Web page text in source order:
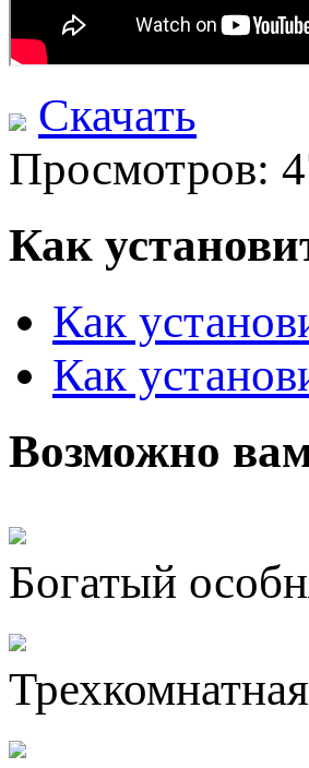
Скачать
Просмотров:
Как
Как
Как
Возможно
Богатый